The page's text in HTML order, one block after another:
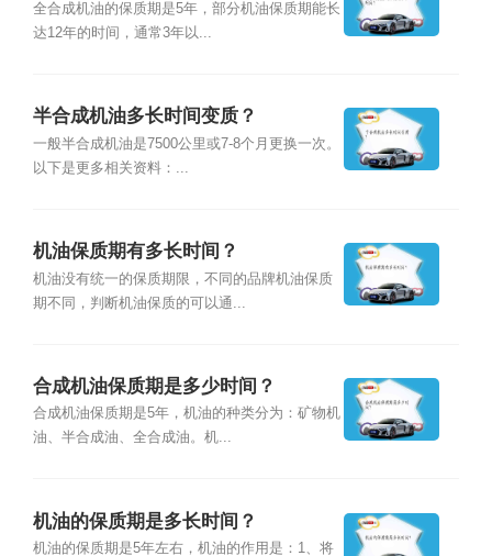
全合成机油的保质期是5年，部分机油保质期能长
达12年的时间，通常3年以...
半合成机油多长时间变质？
一般半合成机油是7500公里或7-8个月更换一次。
以下是更多相关资料：...
机油保质期有多长时间？
机油没有统一的保质期限，不同的品牌机油保质
期不同，判断机油保质的可以通...
合成机油保质期是多少时间？
合成机油保质期是5年，机油的种类分为：矿物机
油、半合成油、全合成油。机...
机油的保质期是多长时间？
机油的保质期是5年左右，机油的作用是：1、将